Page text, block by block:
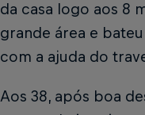
da casa logo aos 8
grande área e
com a ajuda do
Aos 38, após boa